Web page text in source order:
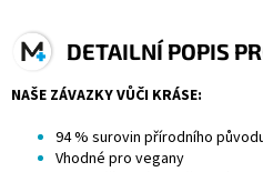
DETAILNÍ POPIS
NAŠE ZÁVAZKY VŮČI KRÁSE:
94 % surovin přírodního
Vhodné pro vegany